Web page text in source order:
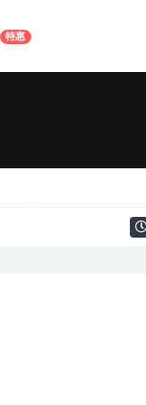
特惠